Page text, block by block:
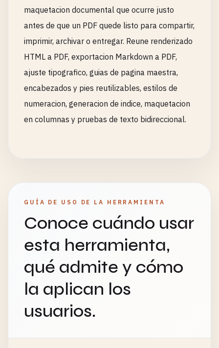
maquetacion documental que ocurre justo
antes de que un PDF quede listo para compartir,
imprimir, archivar o entregar. Reune renderizado
HTML a PDF, exportacion Markdown a PDF,
ajuste tipografico, guias de pagina maestra,
encabezados y pies reutilizables, estilos de
numeracion, generacion de indice, maquetacion
en columnas y pruebas de texto bidireccional.
GUÍA DE USO DE LA HERRAMIENTA
Conoce cuándo usar
esta herramienta,
qué admite y cómo
la aplican los
usuarios.